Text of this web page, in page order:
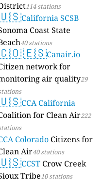
District114 stations
🇺🇸California SCSB
Sonoma Coast State
Beach40 stations
🇨🇴🇪🇸Canair.io
Citizen network for
monitoring air quality29
stations
🇺🇸CCA California
Coalition for Clean Air222
stations
CCA Colorado Citizens for
Clean Air40 stations
🇺🇸CCST Crow Creek
Sioux Tribe10 stations